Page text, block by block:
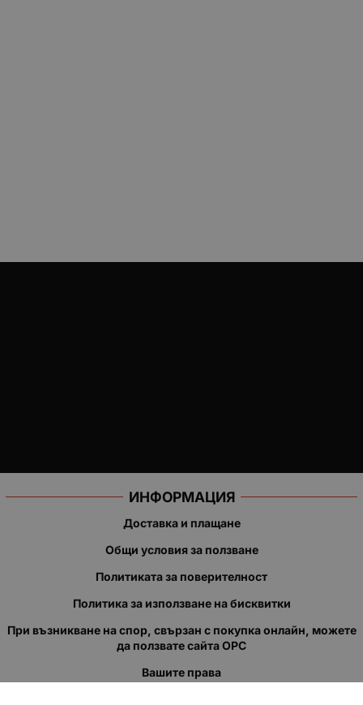
ИНФОРМАЦИЯ
Доставка и плащане
Общи условия за ползване
Политиката за поверителност
Политика за използване на бисквитки
При възникване на спор, свързан с покупка онлайн, можете
да ползвате сайта ОРС
Вашите права